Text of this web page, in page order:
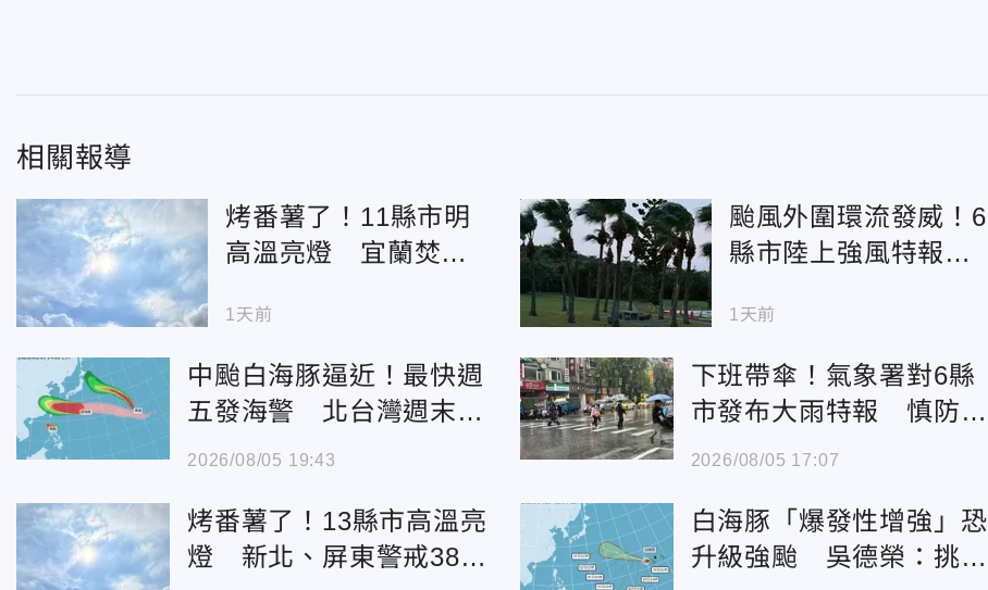
相關報導
烤番薯了！11縣市明
高溫亮燈 宜蘭焚風
1天前
颱風外圍環流發威！6
縣市陸上強風特報 8
1天前
中颱白海豚逼近！最快週
五發海警 北台灣週末防
大雨
2026/08/05 19:43
下班帶傘！氣象署對6縣
市發布大雨特報 慎防雷
擊、強陣風
2026/08/05 17:07
烤番薯了！13縣市高溫亮
燈 新北、屏東警戒38度
白海豚「爆發性增強」恐
升級強颱 吳德榮：挑戰